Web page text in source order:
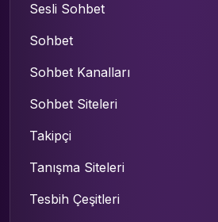
Sesli Sohbet
Sohbet
Sohbet Kanalları
Sohbet Siteleri
Takipçi
Tanışma Siteleri
Tesbih Çeşitleri